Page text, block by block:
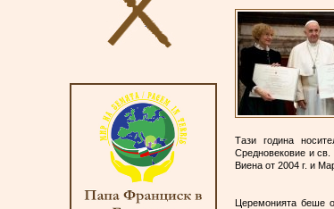
Тази година
Средновековие и св.
Виена от 2004 г. и
Церемонията беше